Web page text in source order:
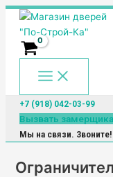
Перейти
содержимому
Main
Menu
+7 (918) 042-03-99
Вызвать замерщика
Мы на связи. Звоните!
Количество
товара
Ограничитель
напольный
DS3
BL